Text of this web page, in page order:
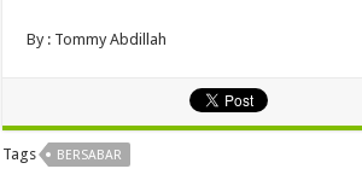
By : Tommy Abdillah
Tags BERSABAR